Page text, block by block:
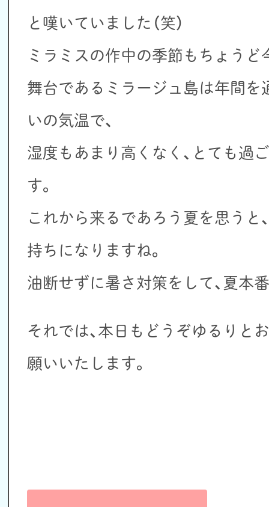
と嘆いていました（笑）
ミラミスの作中の季節もちょうど
舞台であるミラージュ島は年間を
いの気温で、
湿度もあまり高くなく、とても過
す。
これから来るであろう夏を思うと
持ちになりますね。
油断せずに暑さ対策をして、夏本
それでは、本日もどうぞゆるりと
願いいたします。